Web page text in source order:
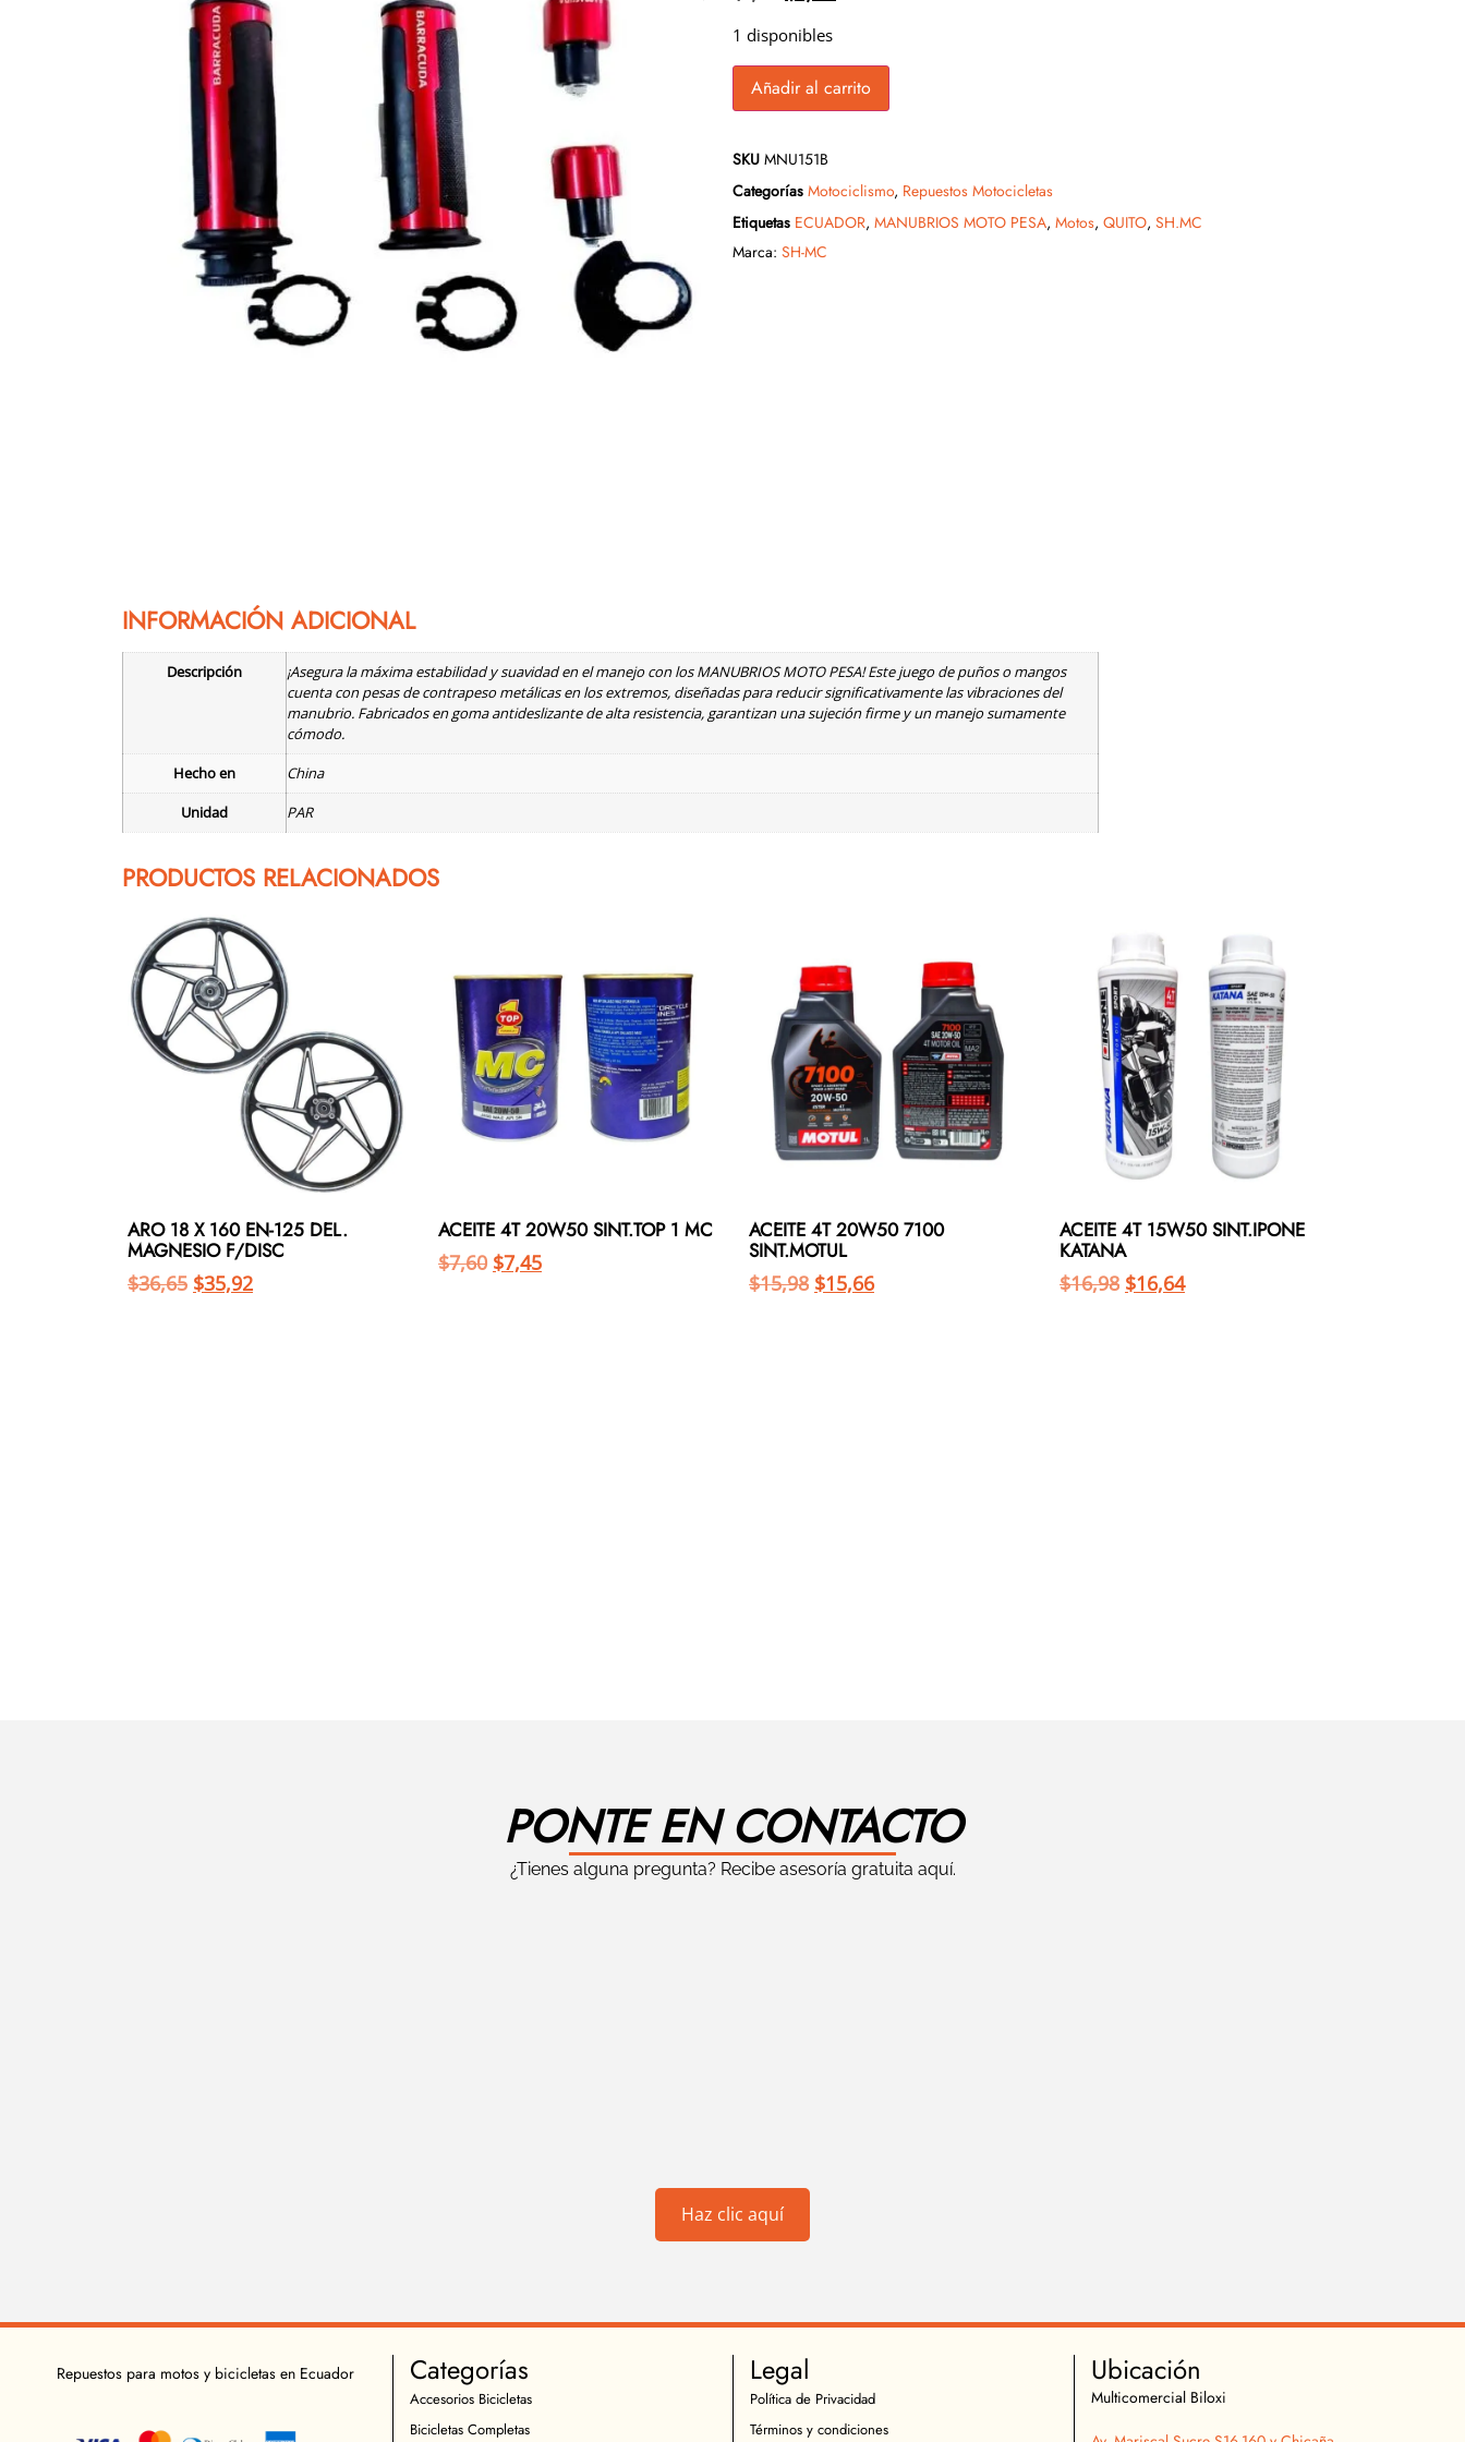
1 disponibles
Añadir al carrito
SKU MNU151B
Categorías Motociclismo, Repuestos Motocicletas
Etiquetas ECUADOR, MANUBRIOS MOTO PESA, Motos, QUITO, SH.MC
Marca: SH-MC
INFORMACIÓN ADICIONAL
Descripción
¡Asegura la máxima estabilidad y suavidad en el manejo con los MANUBRIOS MOTO PESA! Este juego de puños o mangos
cuenta con pesas de contrapeso metálicas en los extremos, diseñadas para reducir significativamente las vibraciones del
manubrio. Fabricados en goma antideslizante de alta resistencia, garantizan una sujeción firme y un manejo sumamente
cómodo.
Hecho en
China
Unidad
PAR
PRODUCTOS RELACIONADOS
ARO 18 X 160 EN-125 DEL.
MAGNESIO F/DISC
$36,65 $35,92
ACEITE 4T 20W50 SINT.TOP 1 MC
$7,60 $7,45
ACEITE 4T 20W50 7100
SINT.MOTUL
$15,98 $15,66
ACEITE 4T 15W50 SINT.IPONE
KATANA
$16,98 $16,64
PONTE EN CONTACTO
¿Tienes alguna pregunta? Recibe asesoría gratuita aquí.
Haz clic aquí
Repuestos para motos y bicicletas en Ecuador Categorías
Accesorios Bicicletas
Bicicletas Completas
Legal
Política de Privacidad
Términos y condiciones
Ubicación
Multicomercial Biloxi